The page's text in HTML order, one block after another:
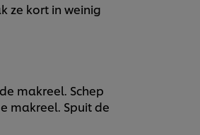
ze kort in weinig
makreel. Schep
makreel. Spuit de